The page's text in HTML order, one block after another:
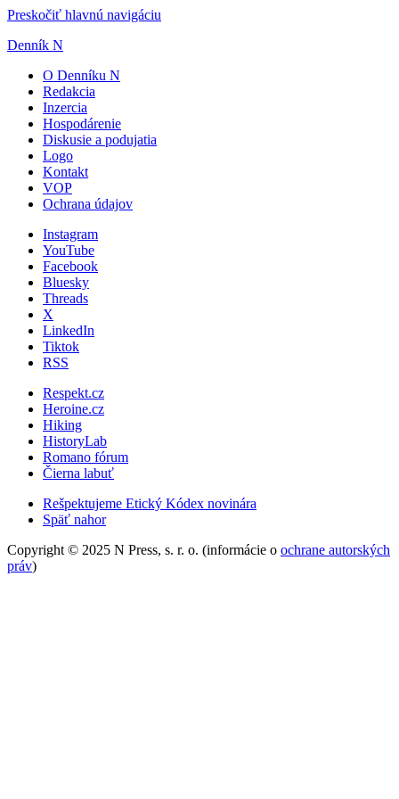
Preskočiť hlavnú navigáciu
Denník N
O Denníku N
Redakcia
Inzercia
Hospodárenie
Diskusie a podujatia
Logo
Kontakt
VOP
Ochrana údajov
Instagram
YouTube
Facebook
Bluesky
Threads
X
LinkedIn
Tiktok
RSS
Respekt.cz
Heroine.cz
Hiking
HistoryLab
Romano fórum
Čierna labuť
Rešpektujeme Etický Kódex novinára
Späť nahor
Copyright © 2025 N Press, s. r. o. (informácie o ochrane autorských
práv)